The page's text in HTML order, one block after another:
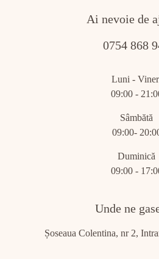
Ai nevoie de
0754 868
Luni -
09:00 -
Sâmbătă
09:00-
Duminică
09:00 -
Unde ne
Șoseaua Colentina, nr 2,